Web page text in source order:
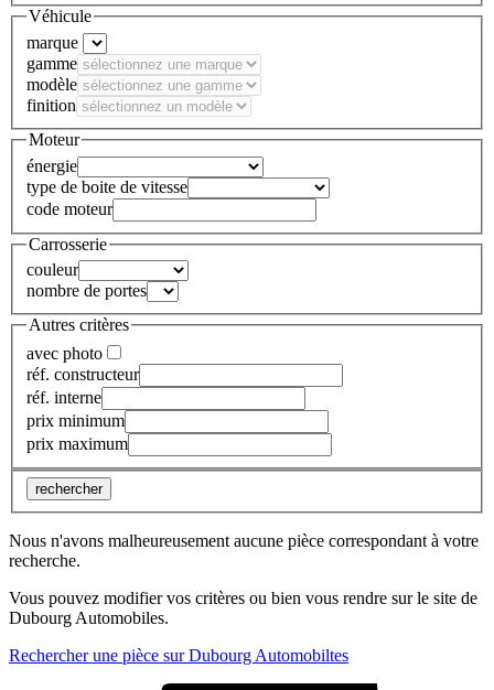
Véhicule
marque
gamme
modèle
finition
Moteur
énergie
type de boite de vitesse
code moteur
Carrosserie
couleur
nombre de portes
Autres critères
avec photo
réf. constructeur
réf. interne
prix minimum
prix maximum
rechercher
Nous n'avons malheureusement aucune pièce correspondant à votre
recherche.
Vous pouvez modifier vos critères ou bien vous rendre sur le site de
Dubourg Automobiles.
Rechercher une pièce sur Dubourg Automobiltes